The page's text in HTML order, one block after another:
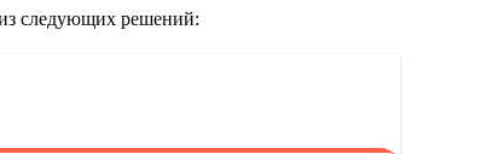
из следующих решений: